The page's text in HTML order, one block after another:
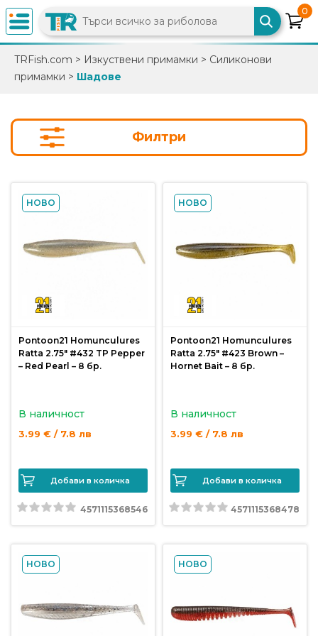
×
0882
info@trfish.com
Вход
Нови
добавки
Въдици
за
риболов
Влакна
0
TRFish.com > Изкуствени примамки > Силиконови
примамки > Шадове
Филтри
НОВО
Pontoon21 Homunculures
Ratta 2.75″ #432 TP Pepper
– Red Pearl – 8 бр.
В наличност
3.99 € / 7.8 лв
Добави в количка
4571115368546
НОВО
Pontoon21 Homunculures
Ratta 2.75″ #423 Brown –
Hornet Bait – 8 бр.
В наличност
3.99 € / 7.8 лв
Добави в количка
4571115368478
НОВО НОВО